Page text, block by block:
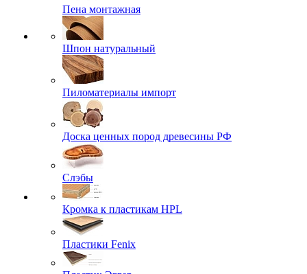
Пена монтажная
Шпон натуральный
Пиломатериалы импорт
Доска ценных пород древесины РФ
Слэбы
Кромка к пластикам HPL
Пластики Fenix